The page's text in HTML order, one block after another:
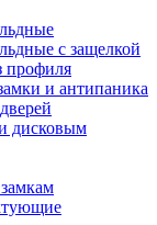
с защелкой
профиля
и антипаника
дисковым